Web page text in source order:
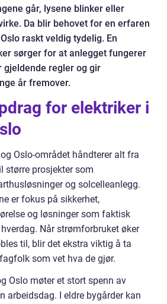
går, lysene blinker eller
Da blir behovet for en erfaren
raskt veldig tydelig. En
sørger for at anlegget fungerer
gjeldende regler og gir
år fremover.
for elektriker i
Oslo-området håndterer alt fra
større prosjekter som
og solcelleanlegg.
er fokus på sikkerhet,
og løsninger som faktisk
Når strømforbruket øker
til, blir det ekstra viktig å ta
som vet hva de gjør.
Oslo møter et stort spenn av
arbeidsdag. I eldre bygårder kan